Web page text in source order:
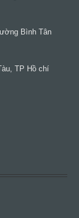
Bình Tân
TP Hồ chí